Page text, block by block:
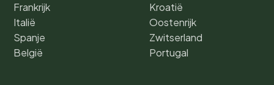
Frankrijk
Italië
Spanje
België
Kroatië
Oostenrijk
Zwitserland
Portugal